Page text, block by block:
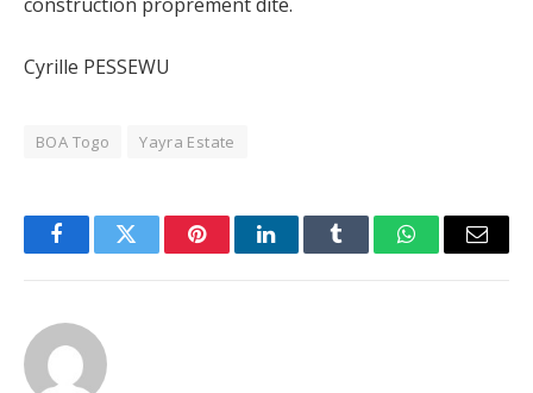
construction proprement dite.
Cyrille PESSEWU
BOA Togo Yayra Estate
FacebookTwitter PinterestLinkedInTumblr WhatsAppEmail